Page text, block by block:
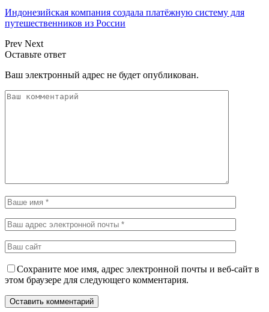
Индонезийская компания создала платёжную систему для
путешественников из России
Prev Next
Оставьте ответ
Ваш электронный адрес не будет опубликован.
Сохраните мое имя, адрес электронной почты и веб-сайт в
этом браузере для следующего комментария.